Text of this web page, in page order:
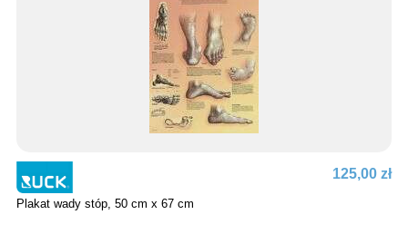
Plakat wady stóp, 50 cm x 67 cm
125,00 zł